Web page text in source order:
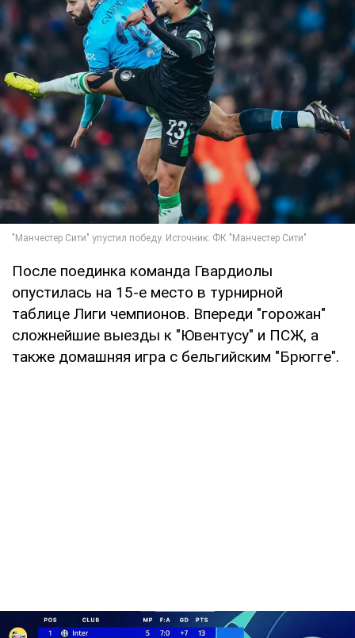
После поединка команда Гвардиолы
опустилась на 15-е место в турнирной
таблице Лиги чемпионов. Впереди "горожан"
сложнейшие выезды к "Ювентусу" и ПСЖ, а
также домашняя игра с бельгийским "Брюгге".